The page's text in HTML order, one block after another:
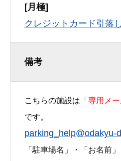
[月極]
クレジットカード引落し
備考
こちらの施設は「 専用 メ
です。
parking_help@odakyu-
「駐車場名」・「お名前